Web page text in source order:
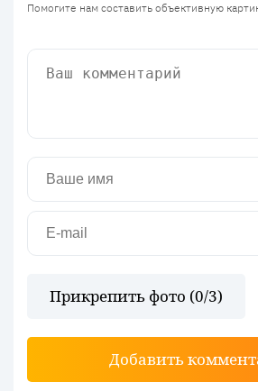
Помогите нам составить объективную
Прикрепить фото (0/3)
Добавить